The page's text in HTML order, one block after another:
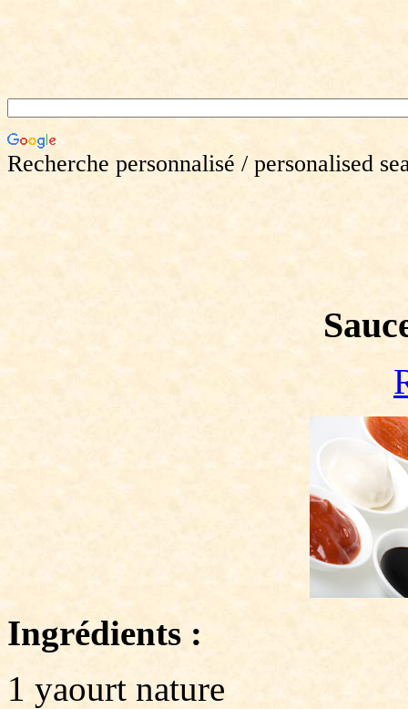
Recherche personnalisé / personalised
Ingrédients :
1 yaourt nature